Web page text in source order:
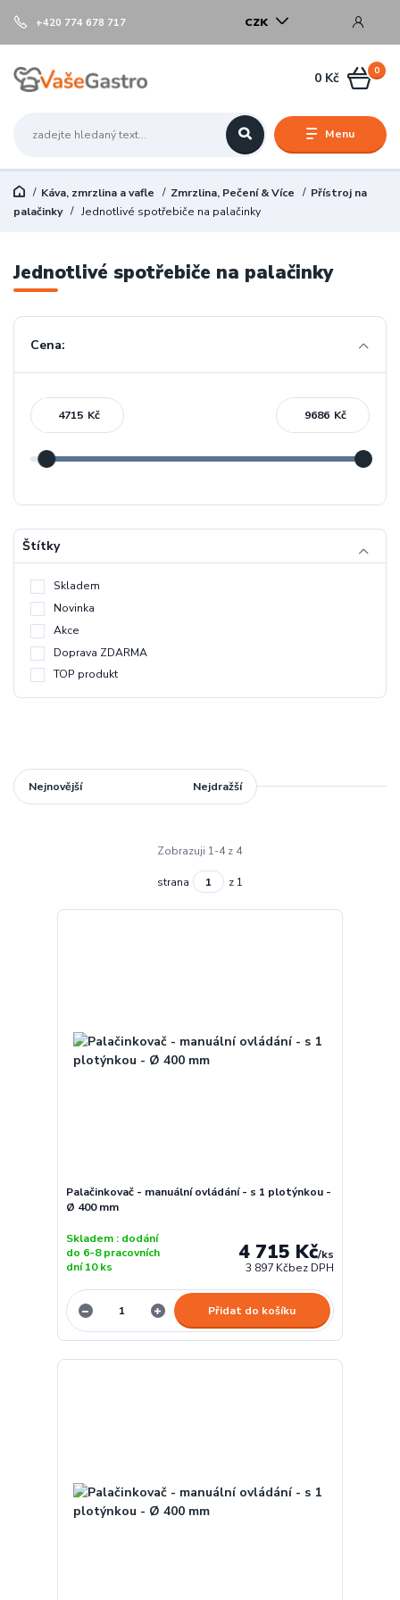
Menu
CZK
+420 774 678 717
0
0 Kč
Káva, zmrzlina a vafle Zmrzlina, Pečení & Více
Přístroj na
palačinky
Jednotlivé spotřebiče na palačinky
Jednotlivé spotřebiče na palačinky
Cena:
Kč Kč
Štítky
Skladem
Novinka
Akce
Doprava ZDARMA
TOP produkt
Nejnovější Nejdražší
Zobrazuji 1-4 z 4
strana z 1
Palačinkovač - manuální ovládání - s 1 plotýnkou -
Ø 400 mm
4 715 Kč/ks
3 897 Kčbez DPH
Skladem : dodání
do 6-8 pracovních
dní 10 ks
Přidat do košíku